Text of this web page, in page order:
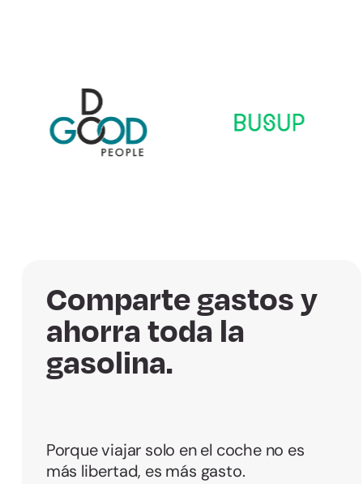
Comparte gastos y
ahorra toda la
gasolina.
Porque viajar solo en el coche no es
más libertad, es más gasto.